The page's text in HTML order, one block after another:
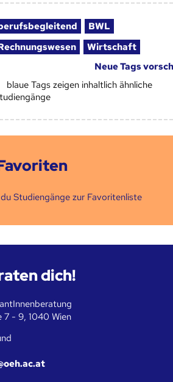
BWL
Wirtschaft
Neue Tags
blaue Tags zeigen inhaltlich ähnliche
Studiengänge zur Favoritenliste
dich!
7 - 9, 1040 Wien